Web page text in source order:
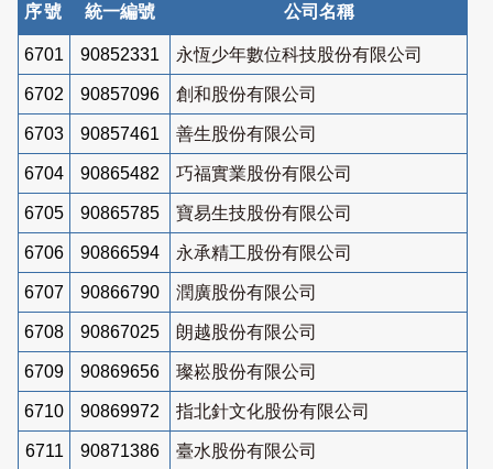
序號 統一編號 公司名稱
6701 90852331 永恆少年數位科技股份有限公司
6702 90857096 創和股份有限公司
6703 90857461 善生股份有限公司
6704 90865482 巧福實業股份有限公司
6705 90865785 寶易生技股份有限公司
6706 90866594 永承精工股份有限公司
6707 90866790 潤廣股份有限公司
6708 90867025 朗越股份有限公司
6709 90869656 璨崧股份有限公司
6710 90869972 指北針文化股份有限公司
6711 90871386 臺水股份有限公司